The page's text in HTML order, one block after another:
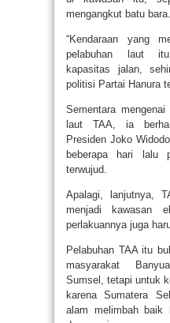
mengangkut batu bara.
“Kendaraan yang
pelabuhan laut
kapasitas jalan,
politisi Partai Hanura
Sementara mengenai
laut TAA, ia
Presiden Joko
beberapa hari lalu
terwujud.
Apalagi, lanjutnya,
menjadi kawasan
perlakuannya juga
Pelabuhan TAA itu
masyarakat
Sumsel, tetapi untuk
karena Sumatera
alam melimbah baik